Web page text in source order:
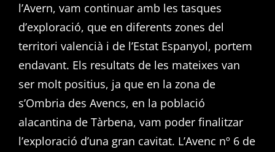
l’Avern, vam continuar amb les tasques
d’exploració, que en diferents zones del
territori valencià i de l’Estat Espanyol, portem
endavant. Els resultats de les mateixes van
ser molt positius, ja que en la zona de
s’Ombria des Avencs, en la població
alacantina de Tàrbena, vam poder finalitzar
l’exploració d’una gran cavitat. L’Avenc nº 6 de